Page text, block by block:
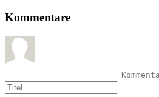
Kommentare